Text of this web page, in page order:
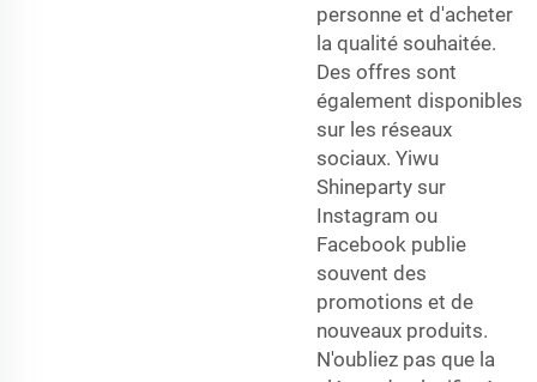
personne et d'acheter
la qualité souhaitée.
Des offres sont
également disponibles
sur les réseaux
sociaux. Yiwu
Shineparty sur
Instagram ou
Facebook publie
souvent des
promotions et de
nouveaux produits.
N'oubliez pas que la